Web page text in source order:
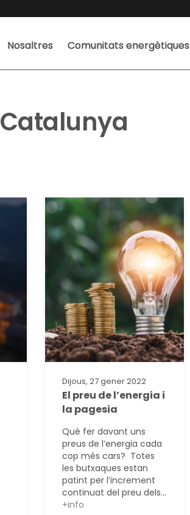
Nosaltres Comunitats energètiques
Catalunya
Dijous, 27 gener 2022
El preu de l’energia i
la pagesia
Què fer davant uns
preus de l’energia cada
cop més cars? Totes
les butxaques estan
patint per l’increment
continuat del preu dels...
+info